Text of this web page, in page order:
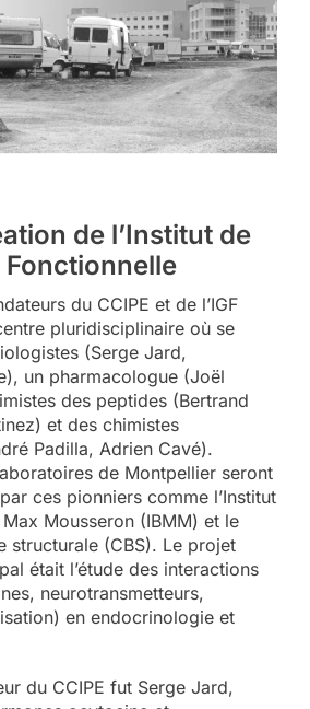
de l’Institut de
du CCIPE et de l’IGF
pluridisciplinaire où se
(Serge Jard,
un pharmacologue (Joël
des peptides (Bertrand
et des chimistes
Padilla, Adrien Cavé).
de Montpellier seront
ces pionniers comme l’Institut
Mousseron (IBMM) et le
structurale (CBS). Le projet
était l’étude des interactions
neurotransmetteurs,
en endocrinologie et
du CCIPE fut Serge Jard,